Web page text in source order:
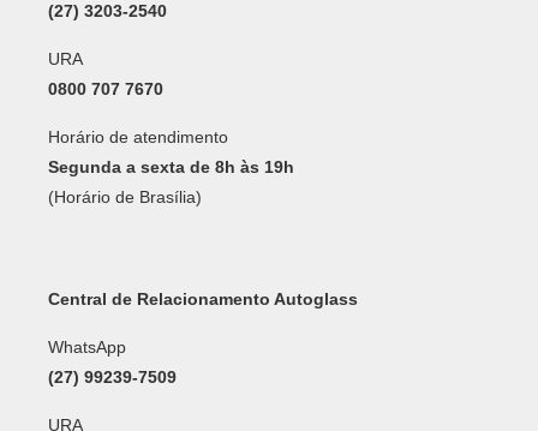
(27) 3203-2540
URA
0800 707 7670
Horário de atendimento
Segunda a sexta de 8h às 19h
(Horário de Brasília)
Central de Relacionamento Autoglass
WhatsApp
(27) 99239-7509
URA